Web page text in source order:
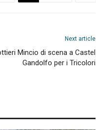
Next article
Mincio di scena a Castel
Gandolfo per i Tricolori